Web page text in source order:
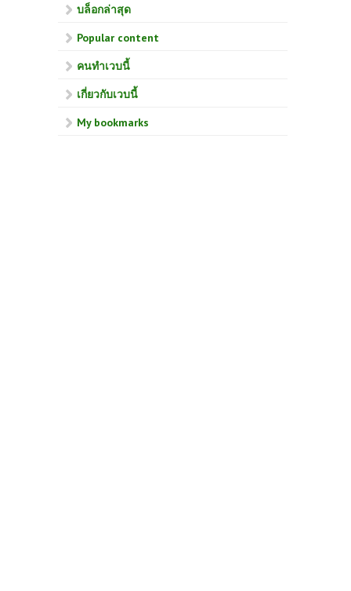
บล็อกล่าสุด
Popular content
คนทำเวบนี้
เกี่ยวกับเวบนี้
My bookmarks